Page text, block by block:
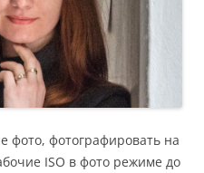
фото, фотографировать на
ISO в фото режиме до